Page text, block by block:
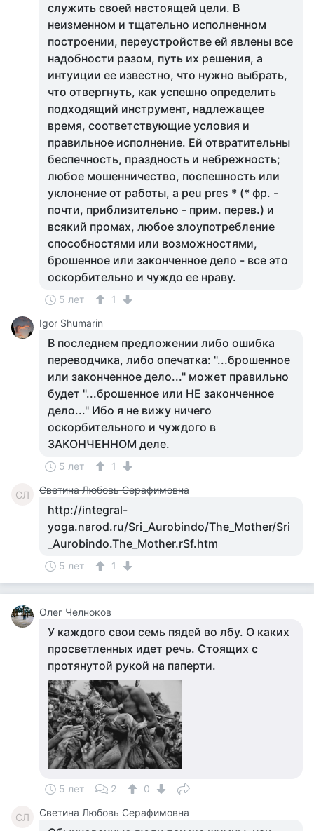
служить своей настоящей цели. В
неизменном и тщательно исполненном
построении, переустройстве ей явлены все
надобности разом, путь их решения, а
интуиции ее известно, что нужно выбрать,
что отвергнуть, как успешно определить
подходящий инструмент, надлежащее
время, соответствующие условия и
правильное исполнение. Ей отвратительны
беспечность, праздность и небрежность;
любое мошенничество, поспешность или
уклонение от работы, a peu pres * (* фр. -
почти, приблизительно - прим. перев.) и
всякий промах, любое злоупотребление
способностями или возможностями,
брошенное или законченное дело - все это
оскорбительно и чуждо ее нраву.
5 лет
1
Igor Shumarin
В последнем предложении либо ошибка
переводчика, либо опечатка: "...брошенное
или законченное дело..." может правильно
будет "...брошенное или НЕ законченное
дело..." Ибо я не вижу ничего
оскорбительного и чуждого в
ЗАКОНЧЕННОМ деле.
5 лет 1
СЛ Светина Любовь Серафимовна
http://integral-
yoga.narod.ru/Sri_Aurobindo/The_Mother/Sri
_Aurobindo.The_Mother.rSf.htm
5 лет 1
Олег Челноков
У каждого свои семь пядей во лбу. О каких
просветленных идет речь. Стоящих с
протянутой рукой на паперти.
5 лет 2 0
СЛ Светина Любовь Серафимовна